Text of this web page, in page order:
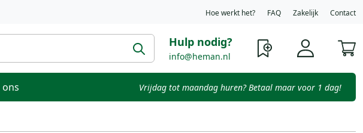
Hoe werkt het? FAQ Zakelijk Contact
Hulp nodig?
info@heman.nl
ons Vrijdag tot maandag huren? Betaal maar voor 1 dag!